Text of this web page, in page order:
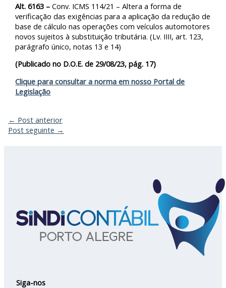
Alt. 6163 –Conv. ICMS 114/21 – Altera a forma de
verificação das exigências para a aplicação da redução de
base de cálculo nas operações com veículos automotores
novos sujeitos à substituição tributária. (Lv. IIII, art. 123,
parágrafo único, notas 13 e 14)
(Publicado no D.O.E. de 29/08/23, pág. 17)
Clique para consultar a norma em nosso Portal de
Legislação
← Post anterior
Post seguinte →
Siga-nos